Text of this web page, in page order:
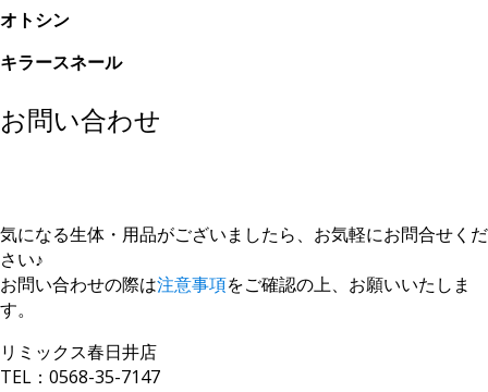
オトシン
キラースネール
お問い合わせ
気になる生体・用品がございましたら、お気軽にお問合せくだ
さい♪
お問い合わせの際は注意事項をご確認の上、お願いいたしま
す。
リミックス春日井店
TEL：0568-35-7147